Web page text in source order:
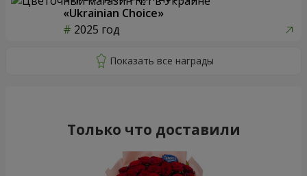
«Ukrainian Choice»
2025 год
Только что доставили